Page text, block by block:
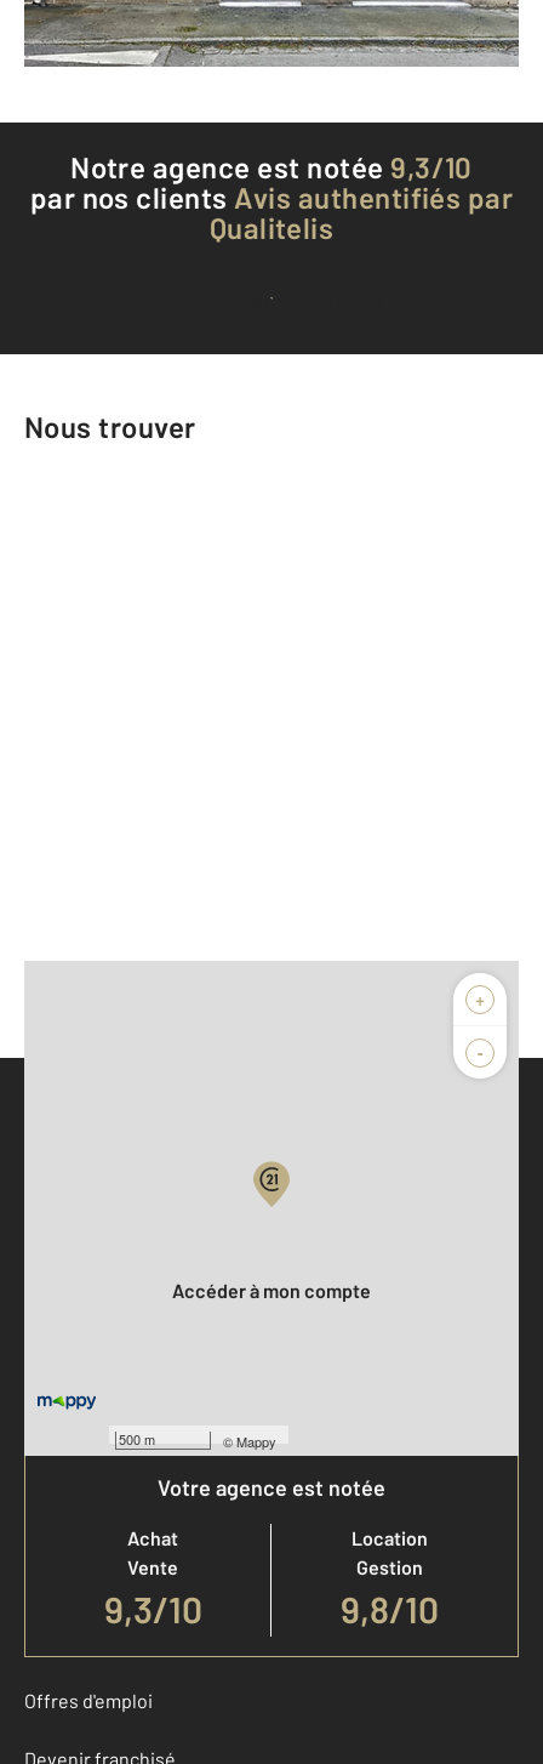
Téléphoner à l'agence
Notre agence est notée 9,3/10
par nos clients Avis authentifiés par
Qualitelis
Voir tous les avis clients
Nous trouver
+
-
500 m ©Mappy
Accéder à mon compte
Votre agence est notée
Achat
Vente
9,3/10
Location
Gestion
9,8/10
Offres d'emploi
Devenir franchisé